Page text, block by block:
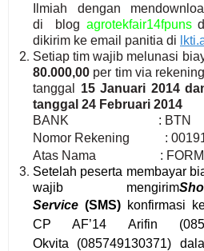
Ilmiah dengan
di blog agrotekfair14fpuns
dikirim ke email panitia di
Setiap tim wajib melunasi
80.000,00 per tim via
tanggal 15 Januari 2014
tanggal 24 Februari 2014
BANK : BTN
Nomor Rekening :
Atas Nama :
Setelah peserta membayar
wajib mengirim
Service (SMS) konfirmasi
CP AF’14 Arifin
Okvita (085749130371)